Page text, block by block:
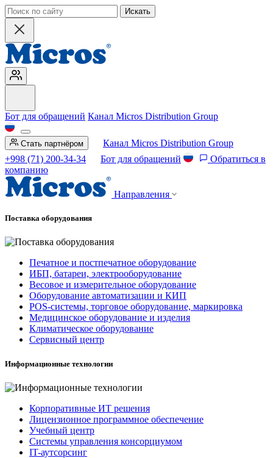
Искать
Бот для обращений Канал Micros Distribution Group
Стать партнёром
Канал Micros Distribution Group
+998 (71) 200-34-34
Бот для обращений
Обратиться в
компанию
Направления
Поставка оборудования
Печатное и постпечатное оборудование
ИБП, батареи, электрооборудование
Весовое и измерительное оборудование
Оборудование автоматизации и КИП
POS-системы, торговое оборудование, маркировка
Медицинское оборудование и изделия
Климатическое оборудование
Сервисный центр
Информационные технологии
Корпоративные ИТ решения
Лицензионное программное обеспечение
Учебный центр
Системы управления консорциумом
IT-аутсорсинг